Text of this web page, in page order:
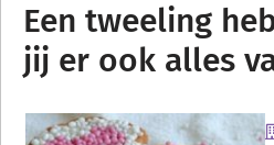
Een tweeling
jij er ook alles